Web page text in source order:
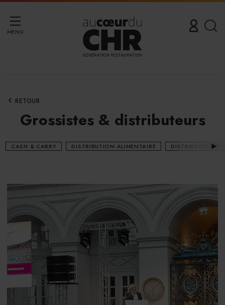
MENU
RETOUR
Grossistes & distributeurs
CASH & CARRY DISTRIBUTION ALIMENTAIRE DISTRIBUTION